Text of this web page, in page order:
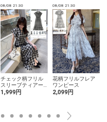
08/08 21:30
チェック柄フリル
スリーブティアー
ドワンピース
1,999円
08/08 21:30
花柄フリルフレア
ワンピース
2,099円